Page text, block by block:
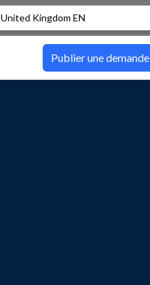
United Kingdom EN
Publier une demande